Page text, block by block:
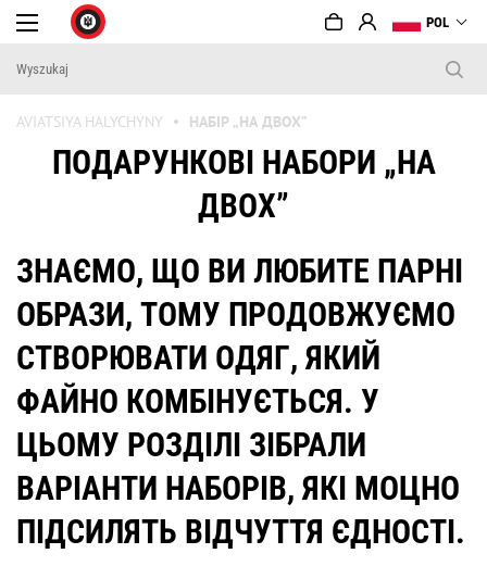
POL
AVIATSIYA HALYCHYNY НАБІР „НА ДВОХ”
ПОДАРУНКОВІ НАБОРИ „НА
ДВОХ”
ЗНАЄМО, ЩО ВИ ЛЮБИТЕ ПАРНІ
ОБРАЗИ, ТОМУ ПРОДОВЖУЄМО
СТВОРЮВАТИ ОДЯГ, ЯКИЙ
ФАЙНО КОМБІНУЄТЬСЯ. У
ЦЬОМУ РОЗДІЛІ ЗІБРАЛИ
ВАРІАНТИ НАБОРІВ, ЯКІ МОЦНО
ПІДСИЛЯТЬ ВІДЧУТТЯ ЄДНОСТІ.